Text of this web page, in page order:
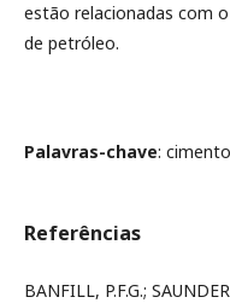
estão relacionadas com
de petróleo.
Palavras-chave:
Referências
BANFILL, P.F.G.;